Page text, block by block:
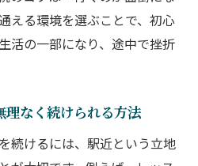
える環境を選ぶことで、初心
活の一部になり、途中で挫折
理なく続けられる方法
続けるには、駅近という立地